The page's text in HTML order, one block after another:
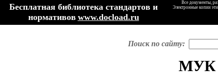
Бесплатная библиотека стандартов и
нормативов www.docload.ru
Все документы,
Электронные копии
Поиск по сайту:
МУК